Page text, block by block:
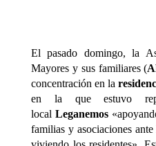
El pasado domingo, la
Mayores y sus familiares (
concentración en la
en la que estuvo
local Leganemos
familias y asociaciones